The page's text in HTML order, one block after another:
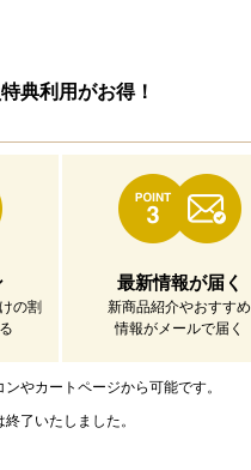
典利用がお得！
の割
最新情報が届く
新商品紹介やおすすめ
情報がメールで届く
ンやカートページから可能です。
終了いたしました。